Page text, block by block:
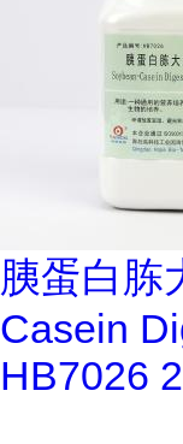
胰蛋白胨
Casein
HB7026